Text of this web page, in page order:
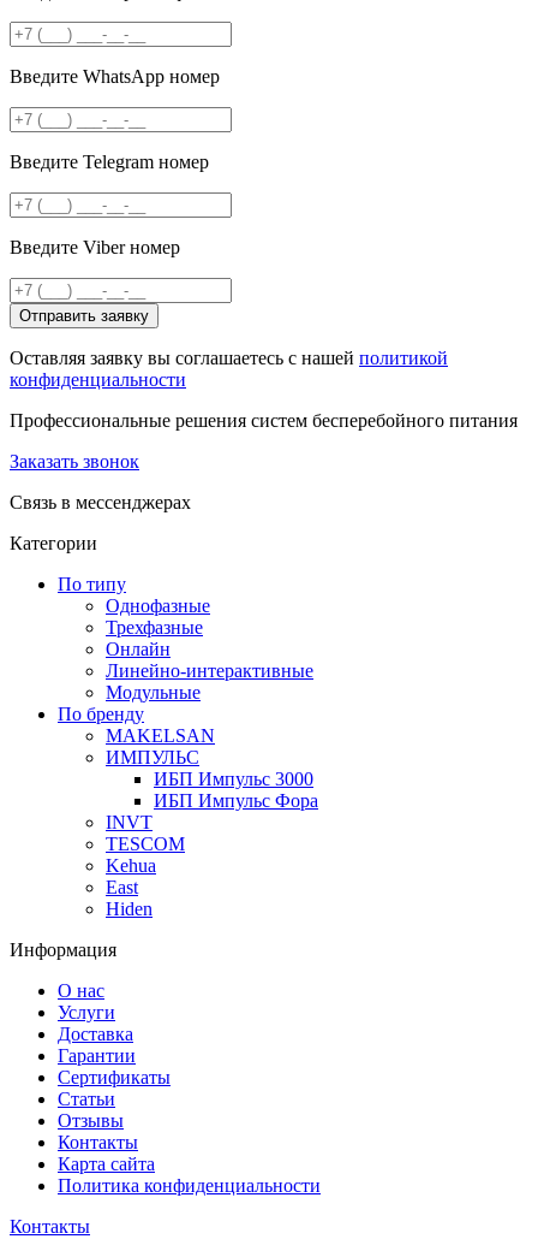
Введите WhatsApp номер
Введите Telegram номер
Введите Viber номер
Отправить заявку
Оставляя заявку вы соглашаетесь с нашей политикой
конфиденциальности
Профессиональные решения систем бесперебойного питания
Заказать звонок
Связь в мессенджерах
Категории
По типу
Однофазные
Трехфазные
Онлайн
Линейно-интерактивные
Модульные
По бренду
MAKELSAN
ИМПУЛЬС
ИБП Импульс 3000
ИБП Импульс Фора
INVT
TESCOM
Kehua
East
Hiden
Информация
О нас
Услуги
Доставка
Гарантии
Сертификаты
Статьи
Отзывы
Контакты
Карта сайта
Политика конфиденциальности
Контакты